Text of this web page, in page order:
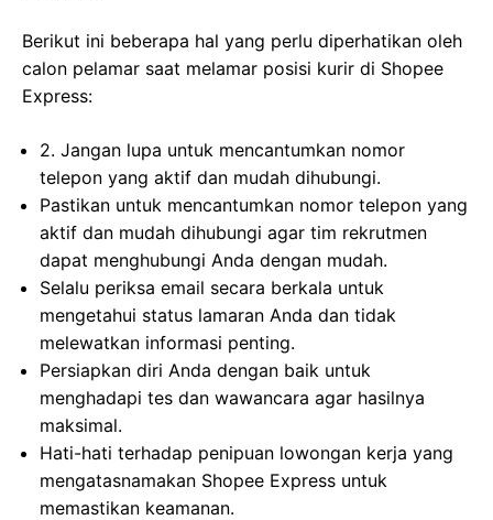
Berikut ini beberapa hal yang perlu diperhatikan oleh
calon pelamar saat melamar posisi kurir di Shopee
Express:
2. Jangan lupa untuk mencantumkan nomor
telepon yang aktif dan mudah dihubungi.
Pastikan untuk mencantumkan nomor telepon yang
aktif dan mudah dihubungi agar tim rekrutmen
dapat menghubungi Anda dengan mudah.
Selalu periksa email secara berkala untuk
mengetahui status lamaran Anda dan tidak
melewatkan informasi penting.
Persiapkan diri Anda dengan baik untuk
menghadapi tes dan wawancara agar hasilnya
maksimal.
Hati-hati terhadap penipuan lowongan kerja yang
mengatasnamakan Shopee Express untuk
memastikan keamanan.